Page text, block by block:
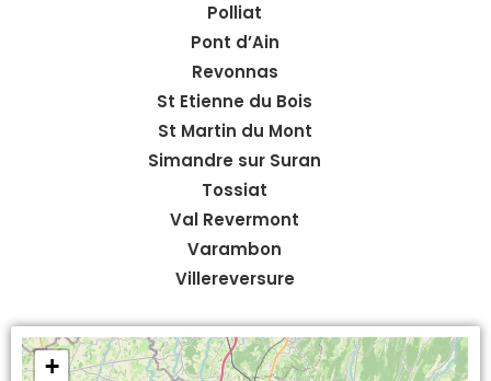
Polliat
Pont d’Ain
Revonnas
St Etienne du Bois
St Martin du Mont
Simandre sur Suran
Tossiat
Val Revermont
Varambon
Villereversure
+